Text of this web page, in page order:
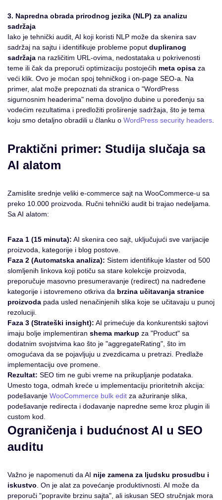
3. Napredna obrada prirodnog jezika (NLP) za analizu
sadržaja
Iako je tehnički audit, AI koji koristi NLP može da skenira sav
sadržaj na sajtu i identifikuje probleme poput dupliranog
sadržaja na različitim URL-ovima, nedostataka u pokrivenosti
teme ili čak da preporuči optimizaciju postojećih meta opisa za
veći klik. Ovo je moćan spoj tehničkog i on-page SEO-a. Na
primer, alat može prepoznati da stranica o "WordPress
sigurnosnim headerima" nema dovoljno dubine u poređenju sa
vodećim rezultatima i predložiti proširenje sadržaja, što je tema
koju smo detaljno obradili u članku o WordPress security headers
Praktični primer: Studija slučaja sa
AI alatom
Zamislite srednje veliki e-commerce sajt na WooCommerce-u sa
preko 10.000 proizvoda. Ručni tehnički audit bi trajao nedeljama.
Sa AI alatom:
Faza 1 (15 minuta): AI skenira ceo sajt, uključujući sve varijacije
proizvoda, kategorije i blog postove.
Faza 2 (Automatska analiza): Sistem identifikuje klaster od 500
slomljenih linkova koji potiču sa stare kolekcije proizvoda,
preporučuje masovno presumeravanje (redirect) na nadređene
kategorije i istovremeno otkriva da brzina učitavanja stranice
proizvoda pada usled nenačinjenih slika koje se učitavaju u punoj
rezoluciji.
Faza 3 (Strateški insight): AI primećuje da konkurentski sajtovi
imaju bolje implementiran shema markup za "Product" sa
dodatnim svojstvima kao što je "aggregateRating", što im
omogućava da se pojavljuju u zvezdicama u pretrazi. Predlaže
implementaciju ove promene.
Rezultat: SEO tim ne gubi vreme na prikupljanje podataka.
Umesto toga, odmah kreće u implementaciju prioritetnih akcija:
podešavanje WooCommerce bulk edit za ažuriranje slika,
podešavanje redirecta i dodavanje napredne seme kroz plugin ili
custom kod.
Ograničenja i budućnost AI u SEO
auditu
Važno je napomenuti da AI nije zamena za ljudsku prosudbu i
iskustvo . On je alat za povećanje produktivnosti. AI može da
preporuči "popravite brzinu sajta", ali iskusan SEO stručnjak mora